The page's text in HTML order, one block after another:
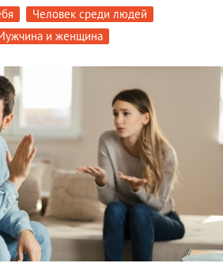
Человек среди людей
и женщина